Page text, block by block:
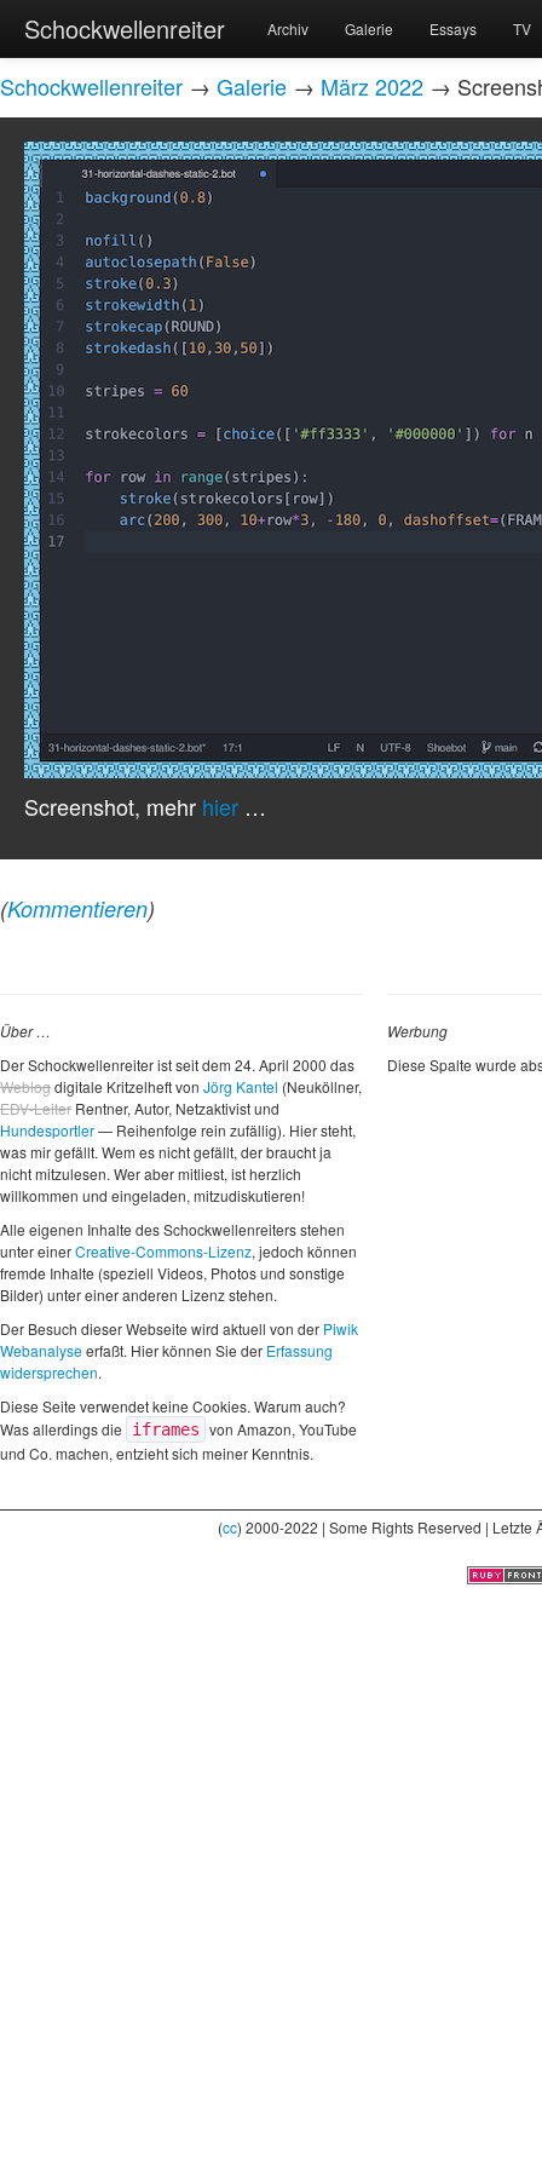
Schockwellenreiter Archiv Galerie Essays TV
Schockwellenreiter → Galerie → März 2022 →
Screenshot, mehr hier …
(Kommentieren)
Über …
Der Schockwellenreiter ist seit dem 24. April 2000 das
Weblogdigitale Kritzelheft von Jörg Kantel (Neuköllner,
EDV-Leiter Rentner, Autor, Netzaktivist und
Hundesportler— Reihenfolge rein zufällig). Hier steht,
was mir gefällt. Wem es nicht gefällt, der braucht ja
nicht mitzulesen. Wer aber mitliest, ist herzlich
willkommen und eingeladen, mitzudiskutieren!
Alle eigenen Inhalte des Schockwellenreiters stehen
unter einerCreative-Commons-Lizenz, jedoch können
fremde Inhalte (speziell Videos, Photos und sonstige
Bilder) unter einer anderen Lizenz stehen.
Der Besuch dieser Webseite wird aktuell von der Piwik
Webanalyseerfaßt. Hier können Sie der Erfassung
widersprechen.
Diese Seite verwendet keine Cookies. Warum auch?
Was allerdings die
iframes von Amazon, YouTube
und Co. machen, entzieht sich meiner Kenntnis.
Werbung
Diese Spalte wurde
(cc) 2000-2022 | Some Rights Reserved |